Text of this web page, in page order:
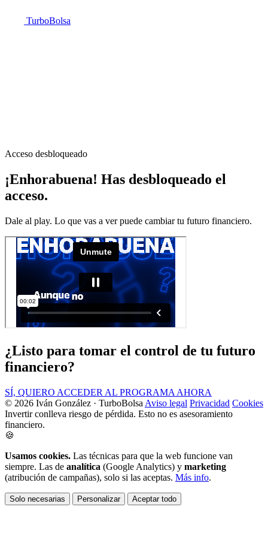
TurboBolsa
Acceso desbloqueado
¡Enhorabuena! Has desbloqueado el
acceso.
Dale al play. Lo que vas a ver puede cambiar tu futuro financiero.
¿Listo para tomar el control de tu futuro
financiero?
SÍ, QUIERO ACCEDER AL PROGRAMA AHORA
© 2026 Iván González · TurboBolsa Aviso legal Privacidad Cookies
Invertir conlleva riesgo de pérdida. Esto no es asesoramiento
financiero.
🍪
Usamos cookies. Las técnicas para que la web funcione van
siempre. Las de analítica (Google Analytics) y marketing
(atribución de campañas), solo si las aceptas. Más info.
Solo necesarias Personalizar Aceptar todo